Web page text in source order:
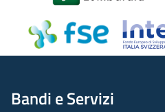
Bandi e Servizi